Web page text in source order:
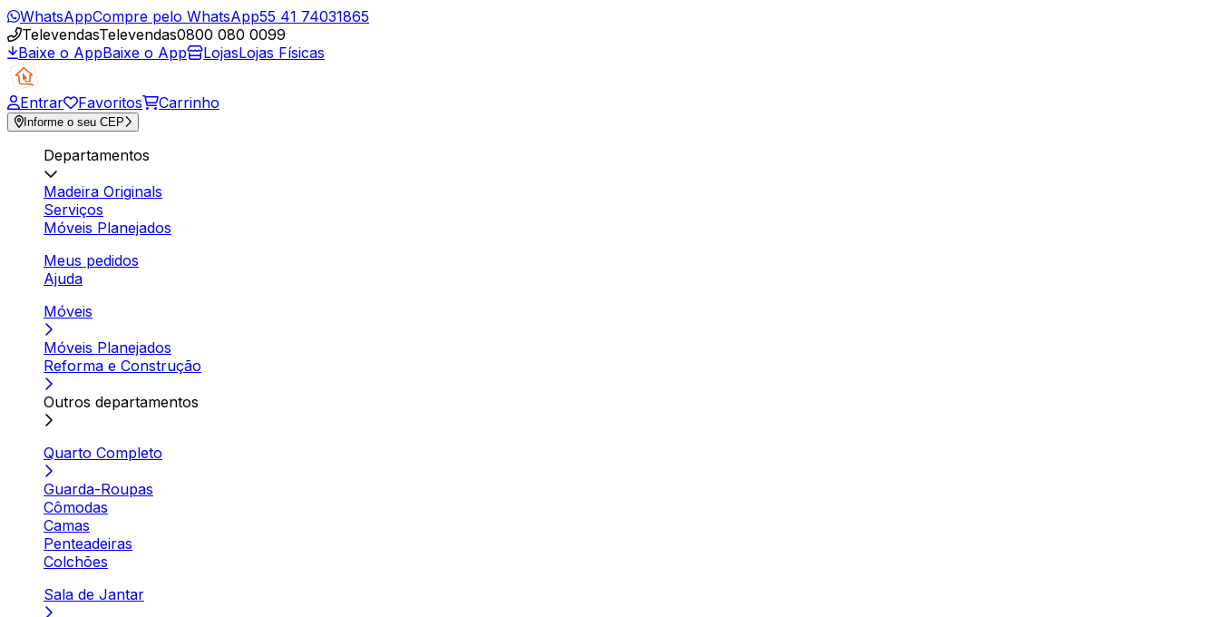
WhatsAppCompre pelo WhatsApp55 41 74031865
TelevendasTelevendas0800 080 0099
Baixe o AppBaixe o App LojasLojas Físicas
Entrar Favoritos Carrinho
Informe o seu CEP
Departamentos
Madeira Originals
Serviços
Móveis Planejados
Meus pedidos
Ajuda
Móveis
Móveis Planejados
Reforma e Construção
Outros departamentos
Quarto Completo
Guarda-Roupas
Cômodas
Camas
Penteadeiras
Colchões
Sala de Jantar